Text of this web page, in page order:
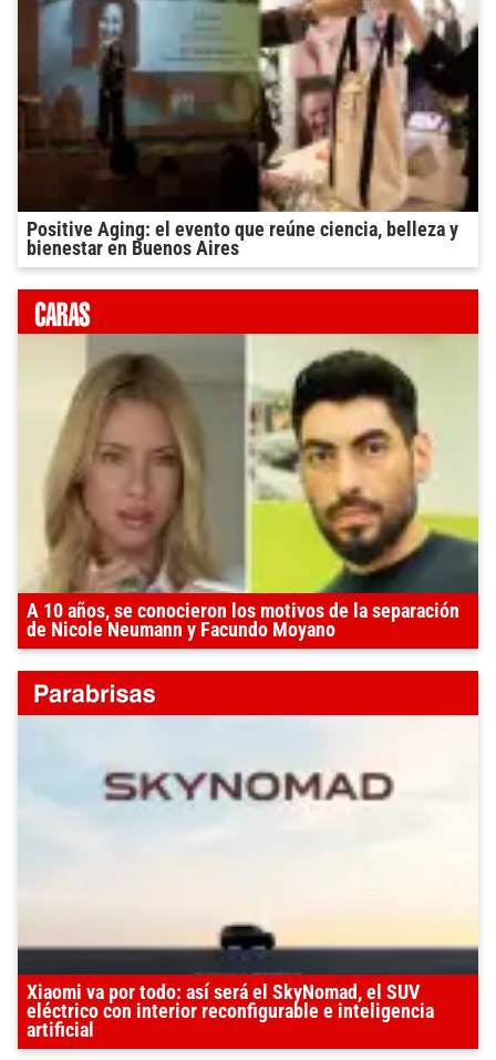
Positive Aging: el evento que reúne ciencia, belleza y
bienestar en Buenos Aires
A 10 años, se conocieron los motivos de la separación
de Nicole Neumann y Facundo Moyano
Xiaomi va por todo: así será el SkyNomad, el SUV
eléctrico con interior reconfigurable e inteligencia
artificial